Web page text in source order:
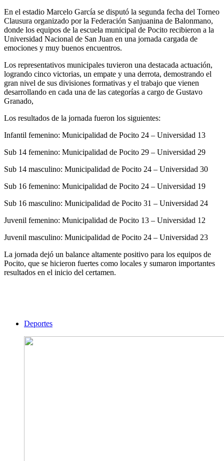
En el estadio Marcelo García se disputó la segunda fecha del Torneo
Clausura organizado por la Federación Sanjuanina de Balonmano,
donde los equipos de la escuela municipal de Pocito recibieron a la
Universidad Nacional de San Juan en una jornada cargada de
emociones y muy buenos encuentros.
Los representativos municipales tuvieron una destacada actuación,
logrando cinco victorias, un empate y una derrota, demostrando el
gran nivel de sus divisiones formativas y el trabajo que vienen
desarrollando en cada una de las categorías a cargo de Gustavo
Granado,
Los resultados de la jornada fueron los siguientes:
Infantil femenino: Municipalidad de Pocito 24 – Universidad 13
Sub 14 femenino: Municipalidad de Pocito 29 – Universidad 29
Sub 14 masculino: Municipalidad de Pocito 24 – Universidad 30
Sub 16 femenino: Municipalidad de Pocito 24 – Universidad 19
Sub 16 masculino: Municipalidad de Pocito 31 – Universidad 24
Juvenil femenino: Municipalidad de Pocito 13 – Universidad 12
Juvenil masculino: Municipalidad de Pocito 24 – Universidad 23
La jornada dejó un balance altamente positivo para los equipos de
Pocito, que se hicieron fuertes como locales y sumaron importantes
resultados en el inicio del certamen.
Deportes